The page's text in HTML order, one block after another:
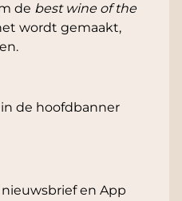
de best wine of the
wordt gemaakt,
de hoofdbanner
nieuwsbrief en App